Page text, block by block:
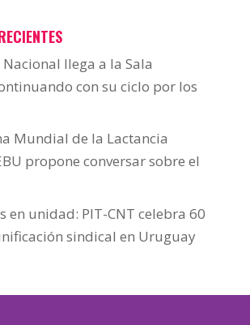
llega a la Sala
con su ciclo por los
Mundial de la Lactancia
propone conversar sobre el
en unidad: PIT-CNT celebra 60
sindical en Uruguay